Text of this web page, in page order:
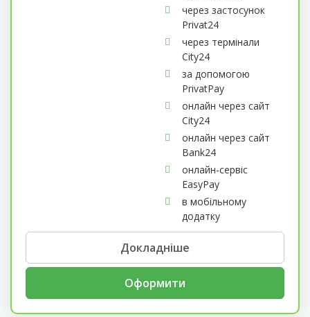
через застосунок
Privat24
через термінали
City24
за допомогою
PrivatPay
онлайн через сайт
City24
онлайн через сайт
Bank24
онлайн-сервіс
EasyPay
в мобільному
додатку
Докладніше
Оформити